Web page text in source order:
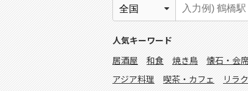
人気キーワード
居酒屋
和食 焼き鳥 懐石・会
アジア料理
喫茶・カフェ リラ